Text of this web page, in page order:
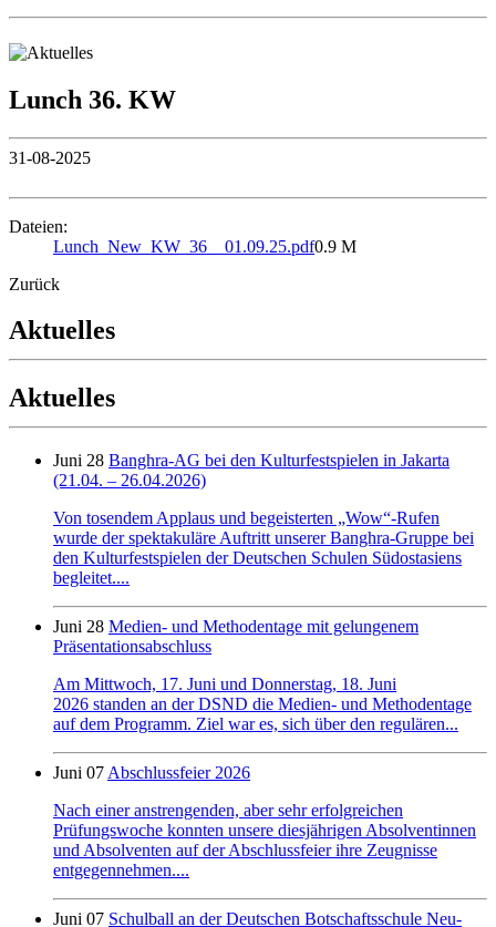
Lunch 36. KW
31-08-2025
Dateien:
Lunch_New_KW_36__01.09.25.pdf0.9 M
Zurück
Aktuelles
Aktuelles
Juni 28 Banghra-AG bei den Kulturfestspielen in Jakarta
(21.04. – 26.04.2026)
Von tosendem Applaus und begeisterten „Wow“-Rufen
wurde der spektakuläre Auftritt unserer Banghra-Gruppe bei
den Kulturfestspielen der Deutschen Schulen Südostasiens
begleitet....
Juni 28 Medien- und Methodentage mit gelungenem
Präsentationsabschluss
Am Mittwoch, 17. Juni und Donnerstag, 18. Juni
2026 standen an der DSND die Medien- und Methodentage
auf dem Programm. Ziel war es, sich über den regulären...
Juni 07 Abschlussfeier 2026
Nach einer anstrengenden, aber sehr erfolgreichen
Prüfungswoche konnten unsere diesjährigen Absolventinnen
und Absolventen auf der Abschlussfeier ihre Zeugnisse
entgegennehmen....
Juni 07 Schulball an der Deutschen Botschaftsschule Neu-